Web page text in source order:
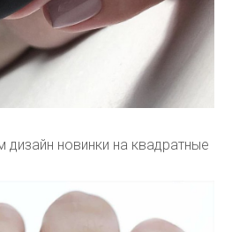
новинки на квадратные